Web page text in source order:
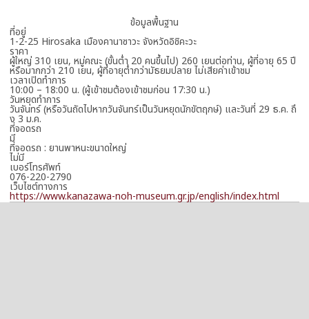
ข้อมูลพื้นฐาน
ที่อยู่
1-2-25 Hirosaka เมืองคานาซาวะ จังหวัดอิชิคะวะ
ราคา
ผู้ใหญ่ 310 เยน, หมู่คณะ (ขั้นต่ำ 20 คนขึ้นไป) 260 เยนต่อท่าน, ผู้ที่อายุ 65 ปี
หรือมากกว่า 210 เยน, ผู้ที่อายุต่ำกว่ามัธยมปลาย ไม่เสียค่าเข้าชม
เวลาเปิดทำการ
10:00 – 18:00 น. (ผู้เข้าชมต้องเข้าชมก่อน 17:30 น.)
วันหยุดทำการ
วันจันทร์ (หรือวันถัดไปหากวันจันทร์เป็นวันหยุดนักขัตฤกษ์) และวันที่ 29 ธ.ค. ถึ
ง 3 ม.ค.
ที่จอดรถ
มี
ที่จอดรถ : ยานพาหนะขนาดใหญ่
ไม่มี
เบอร์โทรศัพท์
076-220-2790
เว็บไซต์ทางการ
https://www.kanazawa-noh-museum.gr.jp/english/index.html